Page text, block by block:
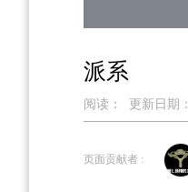
派系
阅读： 更新日期：
到
到
页面贡献者 :